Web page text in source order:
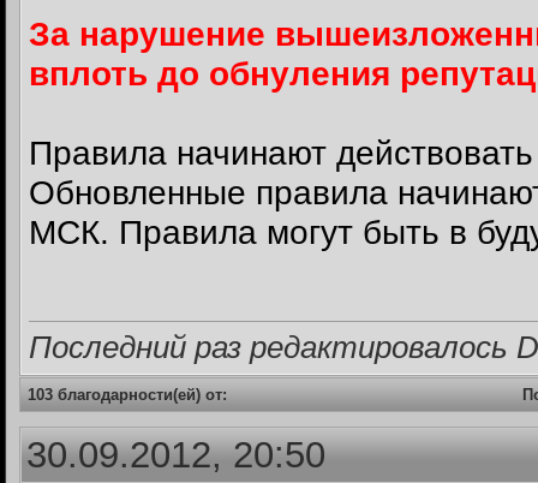
За нарушение
вплоть до обнуления
Правила начинают
Обновленные правила
МСК. Правила могут быть в
Последний раз редактировалось
103 благодарности(ей) от:
30.09.2012, 20:50